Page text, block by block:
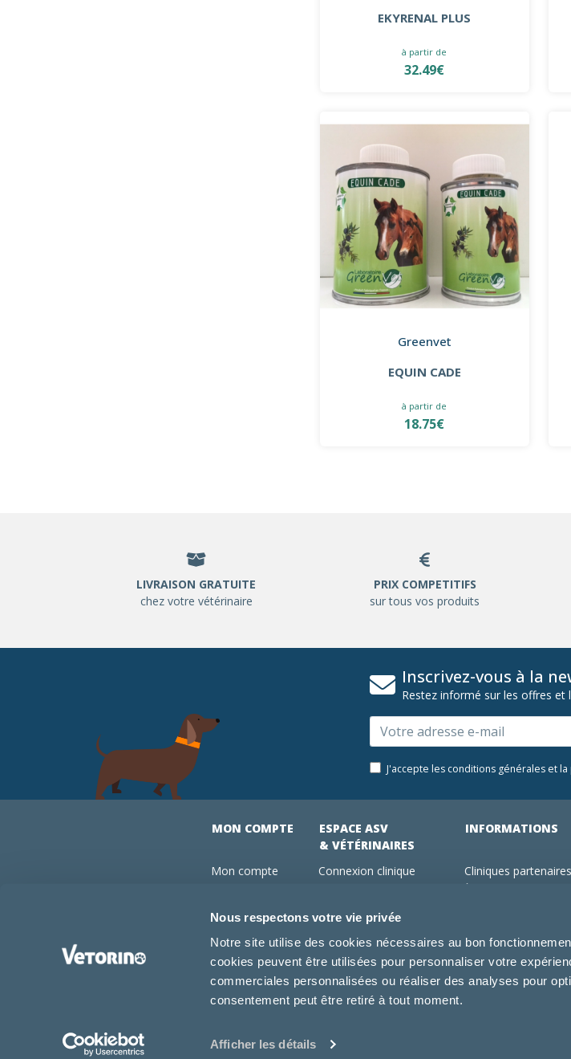
Nous respectons votre vie privée
Notre site utilise des cookies nécessaires au bon
cookies peuvent être utilisées pour personnaliser votre
commerciales personnalisées ou réaliser des analyses pour
consentement peut être retiré à tout moment.
Afficher les détails
EKYRENAL PLUS
à partir de
32.49€
Greenvet
EQUIN CADE
à partir de
18.75€
LIVRAISON GRATUITE
chez votre vétérinaire
PRIX COMPETITIFS
sur tous vos produits
Inscrivez-vous à la
Restez informé sur les offres et
Email
J'accepte les conditions générales et
MON COMPTE
Mon compte
Conseils vétos
FAQ
ESPACE ASV
& VÉTÉRINAIRES
Connexion clinique
Devenir adhérent Vétorino
INFORMATIONS
Cliniques partenaires
Utilisation des
Conditions